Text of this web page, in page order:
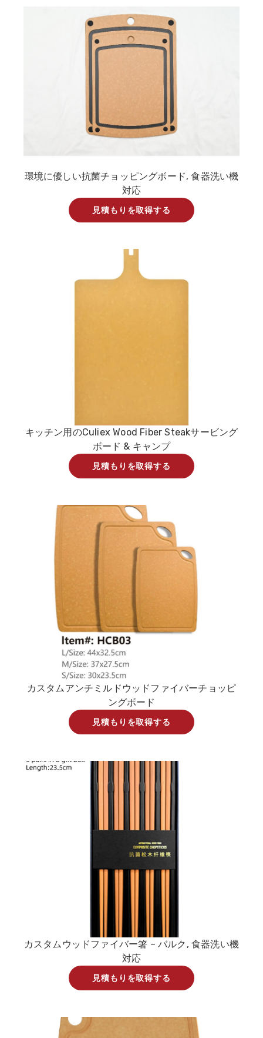
環境に優しい抗菌チョッピングボード, 食器洗い機
対応
見積もりを取得する
キッチン用のCuliex Wood Fiber Steakサービング
ボード & キャンプ
見積もりを取得する
カスタムアンチミルドウッドファイバーチョッピ
ングボード
見積もりを取得する
カスタムウッドファイバー箸 – バルク, 食器洗い機
対応
見積もりを取得する